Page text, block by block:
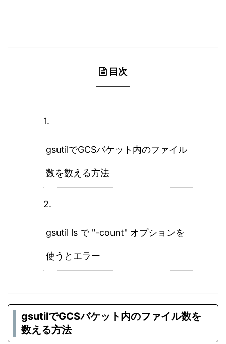
目次
gsutilでGCSバケット内のファイル
数を数える方法
gsutil ls で "-count" オプションを
使うとエラー
gsutilでGCSバケット内のファイル数を
数える方法